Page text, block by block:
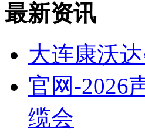
最新资讯
大连康沃
官网-2026
缆会